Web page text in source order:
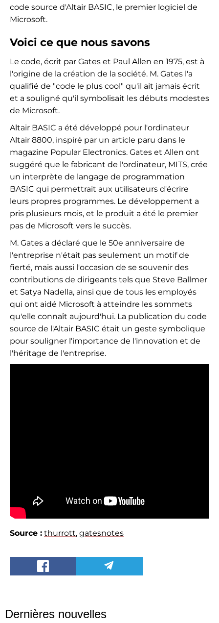
code source d'Altair BASIC, le premier logiciel de
Microsoft.
Voici ce que nous savons
Le code, écrit par Gates et Paul Allen en 1975, est à
l'origine de la création de la société. M. Gates l'a
qualifié de "code le plus cool" qu'il ait jamais écrit
et a souligné qu'il symbolisait les débuts modestes
de Microsoft.
Altair BASIC a été développé pour l'ordinateur
Altair 8800, inspiré par un article paru dans le
magazine Popular Electronics. Gates et Allen ont
suggéré que le fabricant de l'ordinateur, MITS, crée
un interprète de langage de programmation
BASIC qui permettrait aux utilisateurs d'écrire
leurs propres programmes. Le développement a
pris plusieurs mois, et le produit a été le premier
pas de Microsoft vers le succès.
M. Gates a déclaré que le 50e anniversaire de
l'entreprise n'était pas seulement un motif de
fierté, mais aussi l'occasion de se souvenir des
contributions de dirigeants tels que Steve Ballmer
et Satya Nadella, ainsi que de tous les employés
qui ont aidé Microsoft à atteindre les sommets
qu'elle connaît aujourd'hui. La publication du code
source de l'Altair BASIC était un geste symbolique
pour souligner l'importance de l'innovation et de
l'héritage de l'entreprise.
Source : thurrott, gatesnotes
Dernières nouvelles